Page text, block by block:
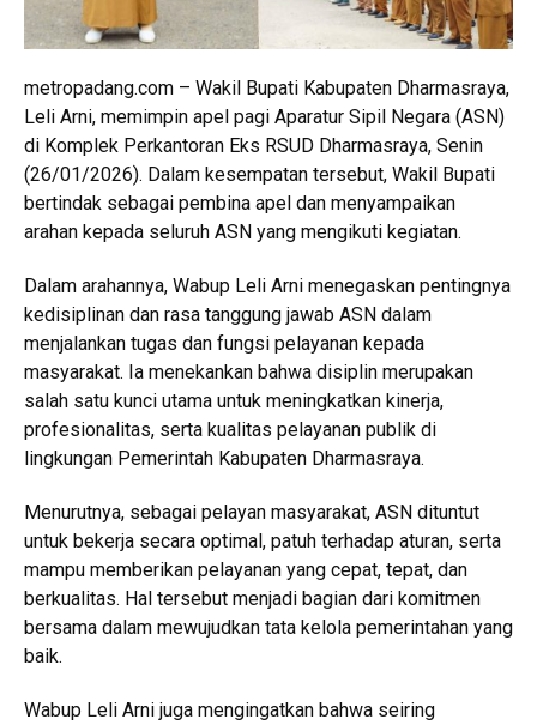
metropadang.com – Wakil Bupati Kabupaten Dharmasraya,
Leli Arni, memimpin apel pagi Aparatur Sipil Negara (ASN)
di Komplek Perkantoran Eks RSUD Dharmasraya, Senin
(26/01/2026). Dalam kesempatan tersebut, Wakil Bupati
bertindak sebagai pembina apel dan menyampaikan
arahan kepada seluruh ASN yang mengikuti kegiatan.
Dalam arahannya, Wabup Leli Arni menegaskan pentingnya
kedisiplinan dan rasa tanggung jawab ASN dalam
menjalankan tugas dan fungsi pelayanan kepada
masyarakat. Ia menekankan bahwa disiplin merupakan
salah satu kunci utama untuk meningkatkan kinerja,
profesionalitas, serta kualitas pelayanan publik di
lingkungan Pemerintah Kabupaten Dharmasraya.
Menurutnya, sebagai pelayan masyarakat, ASN dituntut
untuk bekerja secara optimal, patuh terhadap aturan, serta
mampu memberikan pelayanan yang cepat, tepat, dan
berkualitas. Hal tersebut menjadi bagian dari komitmen
bersama dalam mewujudkan tata kelola pemerintahan yang
baik.
Wabup Leli Arni juga mengingatkan bahwa seiring